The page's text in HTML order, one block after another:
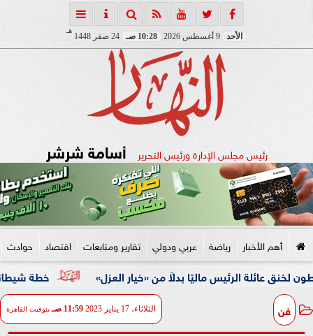
الأحد 10:28 صـ 24 صفر 1448
هـ
رئيس مجلس الإدارة ورئيس التحرير أسامة شرشر
أهم الأخبار رياضة عربي ودولي تقارير ومتابعات اقتصاد حوادث
خطة شيطانية انتهت في قبضة الأمن.. ضبط الرئيس ماليًا بدلاً من «خيار العزل»
فن الثلاثاء، 17 يناير 2023 11:59 صـ بتوقيت القاهرة